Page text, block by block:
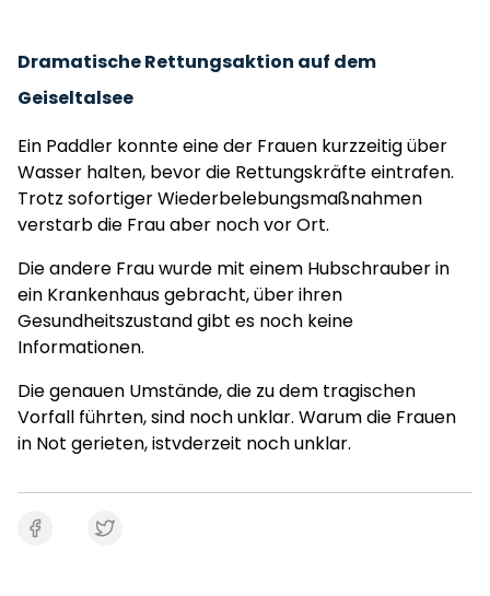
Dramatische Rettungsaktion auf dem
Geiseltalsee
Ein Paddler konnte eine der Frauen kurzzeitig über
Wasser halten, bevor die Rettungskräfte eintrafen.
Trotz sofortiger Wiederbelebungsmaßnahmen
verstarb die Frau aber noch vor Ort.
Die andere Frau wurde mit einem Hubschrauber in
ein Krankenhaus gebracht, über ihren
Gesundheitszustand gibt es noch keine
Informationen.
Die genauen Umstände, die zu dem tragischen
Vorfall führten, sind noch unklar. Warum die Frauen
in Not gerieten, istvderzeit noch unklar.